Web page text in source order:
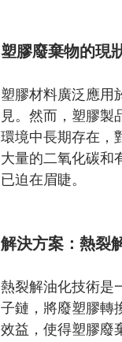
塑膠廢棄物的現
塑膠材料廣泛應用
見。然而，塑膠製
環境中長期存在，
大量的二氧化碳和
已迫在眉睫。
解決方案：熱裂
熱裂解油化技術是
子鏈，將廢塑膠轉
效益，使得塑膠廢